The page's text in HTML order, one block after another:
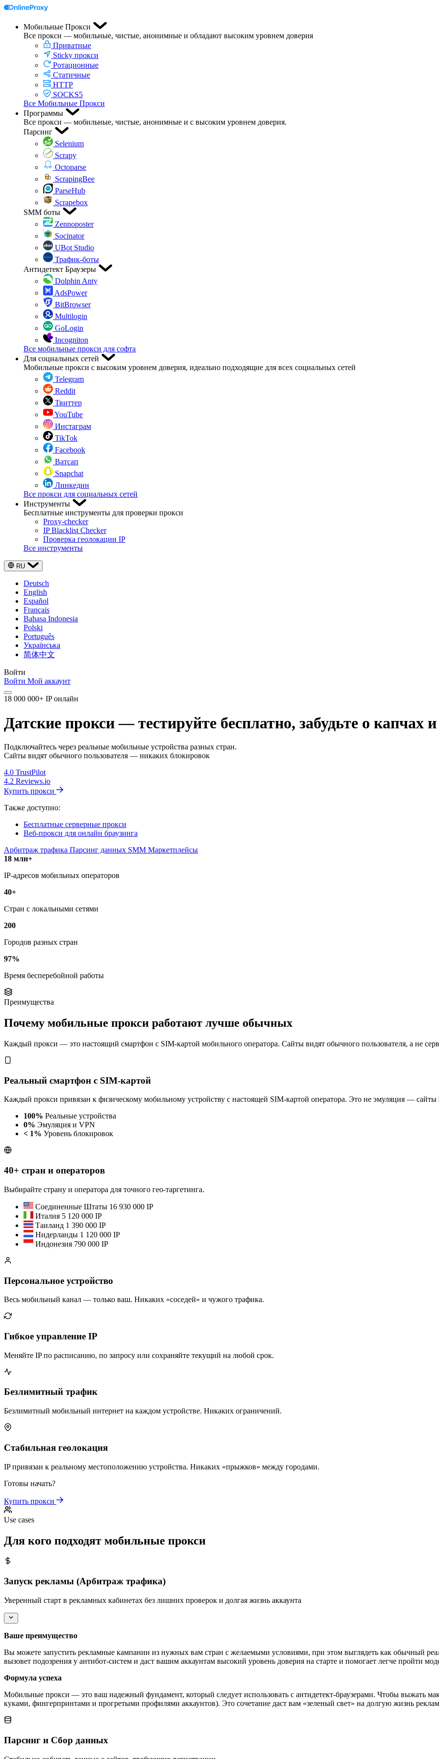
Мобильные Прокси
Все прокси — мобильные, чистые, анонимные и обладают высоким уровнем доверия
Приватные
Sticky прокси
Ротационные
Статичные
HTTP
SOCKS5
Все Мобильные Прокси
Программы
Все прокси — мобильные, чистые, анонимные и с высоким уровнем доверия.
Парсинг
Selenium
Scrapy
Octoparse
ScrapingBee
ParseHub
Scrapebox
SMM боты
Zennoposter
Socinator
UBot Studio
Трафик-боты
Антидетект Браузеры
Dolphin Anty
AdsPower
BitBrowser
Multilogin
GoLogin
Incogniton
Все мобильные прокси для софта
Для социальных сетей
Мобильные прокси с высоким уровнем доверия, идеально подходящие для всех социальных сетей
Telegram
Reddit
Твиттер
YouTube
Инстаграм
TikTok
Facebook
Ватсап
Snapchat
Линкедин
Все прокси для социальных сетей
Инструменты
Бесплатные инструменты для проверки прокси
Proxy-checker
IP Blacklist Checker
Проверка геолокации IP
Все инструменты
RU
Deutsch
English
Español
Français
Bahasa Indonesia
Polski
Português
Українська
简体中文
Войти
Войти Мой аккаунт
18 000 000+ IP онлайн
Датские прокси — тестируйте бесплатно, забудьте о капчах
Подключайтесь через реальные мобильные устройства разных стран.
Сайты видят обычного пользователя — никаких блокировок
4.0 TrustPilot
4.2 Reviews.io
Купить прокси
Также доступно:
Бесплатные серверные прокси
Веб-прокси для онлайн браузинга
Арбитраж трафика Парсинг данных SMM Маркетплейсы
18 млн+
IP-адресов мобильных операторов
40+
Стран с локальными сетями
200
Городов разных стран
97%
Время бесперебойной работы
Преимущества
Почему мобильные прокси работают лучше обычных
Каждый прокси — это настоящий смартфон с SIM-картой мобильного оператора. Сайты видят обычного пользователя, а не
Реальный смартфон с SIM-картой
Каждый прокси привязан к физическому мобильному устройству с настоящей SIM-картой оператора. Это не эмуляция — сайты
100% Реальные устройства
0% Эмуляция и VPN
< 1% Уровень блокировок
40+ стран и операторов
Выбирайте страну и оператора для точного гео-таргетинга.
Соединенные Штаты 16 930 000 IP
Италия 5 120 000 IP
Таиланд 1 390 000 IP
Нидерланды 1 120 000 IP
Индонезия 790 000 IP
Персональное устройство
Весь мобильный канал — только ваш. Никаких «соседей» и чужого трафика.
Гибкое управление IP
Меняйте IP по расписанию, по запросу или сохраняйте текущий на любой срок.
Безлимитный трафик
Безлимитный мобильный интернет на каждом устройстве. Никаких ограничений.
Стабильная геолокация
IP привязан к реальному местоположению устройства. Никаких «прыжков» между городами.
Готовы начать?
Купить прокси
Use cases
Для кого подходят мобильные прокси
Запуск рекламы (Арбитраж трафика)
Уверенный старт в рекламных кабинетах без лишних проверок и долгая жизнь аккаунта
Ваше преимущество
Вы можете запустить рекламные кампании из нужных вам стран с желаемыми условиями, при этом выглядеть как обычный
вызовет подозрения у антибот-систем и даст вашим аккаунтам высокий уровень доверия на старте и помогает легче пройти
Формула успеха
Мобильные прокси — это ваш надежный фундамент, который следует использовать с антидетект-браузерами. Чтобы выжать
куками, фингерпринтами и прогретыми профилями аккаунтов). Это сочетание даст вам «зеленый свет» на долгую жизнь
Парсинг и Сбор данных